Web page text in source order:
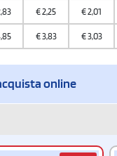
200 / Polybag
Quantità per scatola
200
€2,25 €2,01
€3,83 €3,03
online